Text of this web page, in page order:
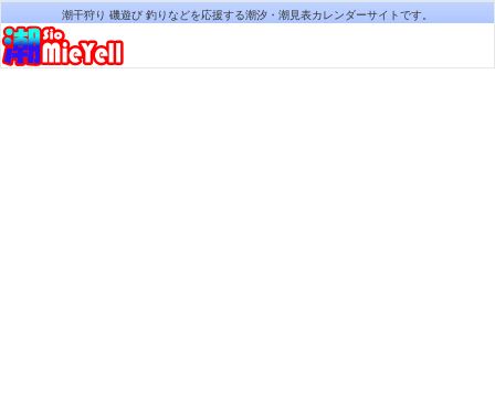
潮干狩り 磯遊び 釣りなどを応援する潮汐・潮見表カレンダーサイトです。